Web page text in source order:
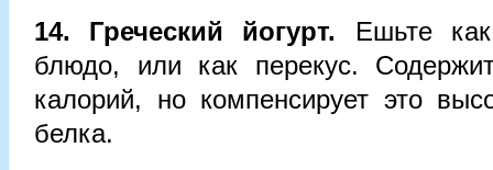
14. Греческий йогурт. Ешьте как
блюдо, или как перекус.
калорий, но компенсирует это
белка.